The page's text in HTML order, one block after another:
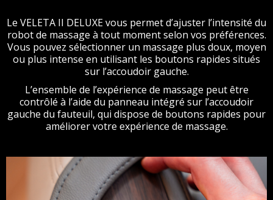
Le VELETA II DELUXE vous permet d’ajuster l’intensité du
robot de massage à tout moment selon vos préférences.
Vous pouvez sélectionner un massage plus doux, moyen
ou plus intense en utilisant les boutons rapides situés
sur l’accoudoir gauche.
L’ensemble de l’expérience de massage peut être
contrôlé à l’aide du panneau intégré sur l’accoudoir
gauche du fauteuil, qui dispose de boutons rapides pour
améliorer votre expérience de massage.